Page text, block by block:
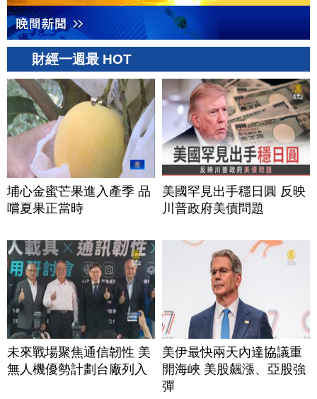
財經一週最 HOT
埔心金蜜芒果進入產季 品
嚐夏果正當時
美國罕見出手穩日圓 反映
川普政府美債問題
未來戰場聚焦通信韌性 美
無人機優勢計劃台廠列入
美伊最快兩天內達協議重
開海峽 美股飆漲、亞股強
彈